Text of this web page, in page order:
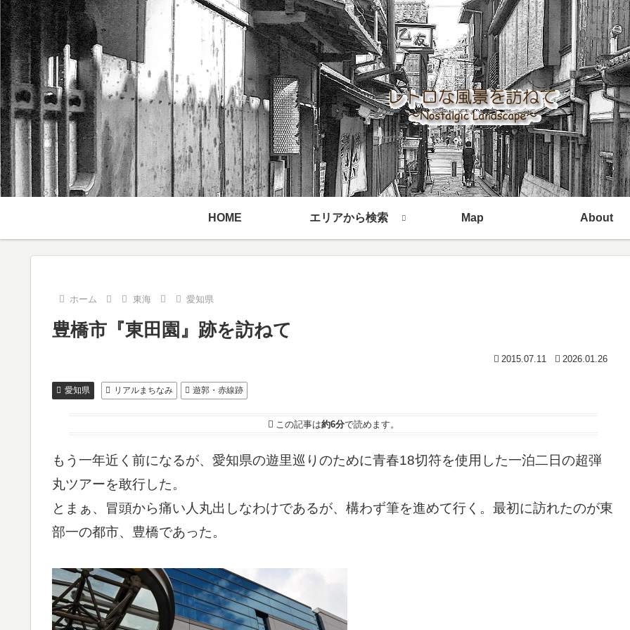
HOME エリアから検索 Map About
ホーム 東海 愛知県
豊橋市『東田園』跡を訪ねて
2015.07.11 2026.01.26
愛知県 リアルまちなみ 遊郭・赤線跡
この記事は約6分で読めます。
もう一年近く前になるが、愛知県の遊里巡りのために青春18切符を使用した一泊二日の超弾
丸ツアーを敢行した。
とまぁ、冒頭から痛い人丸出しなわけであるが、構わず筆を進めて行く。最初に訪れたのが東
部一の都市、豊橋であった。